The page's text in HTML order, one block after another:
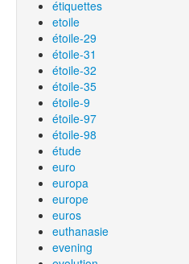
étiquettes
etoile
étoile-29
étoile-31
étoile-32
étoile-35
étoile-9
étoile-97
étoile-98
étude
euro
europa
europe
euros
euthanasie
evening